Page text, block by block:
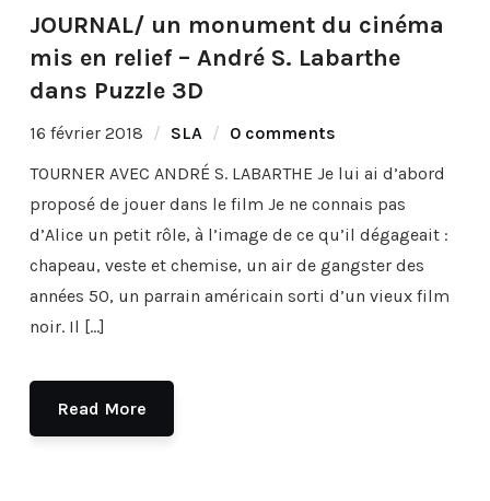
JOURNAL/ un monument du cinéma
mis en relief – André S. Labarthe
dans Puzzle 3D
16 février 2018 SLA
0 comments
TOURNER AVEC ANDRÉ S. LABARTHE Je lui ai d’abord
proposé de jouer dans le film Je ne connais pas
d’Alice un petit rôle, à l’image de ce qu’il dégageait :
chapeau, veste et chemise, un air de gangster des
années 50, un parrain américain sorti d’un vieux film
noir. Il […]
Read More